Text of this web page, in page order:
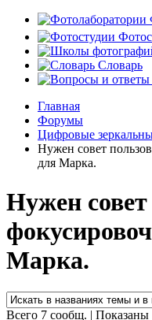
Словарь
Главная
Форумы
Цифровые
Нужен совет
для Марка.
Нужен совет
Марка.
Всего 7 сообщ. | Показаны